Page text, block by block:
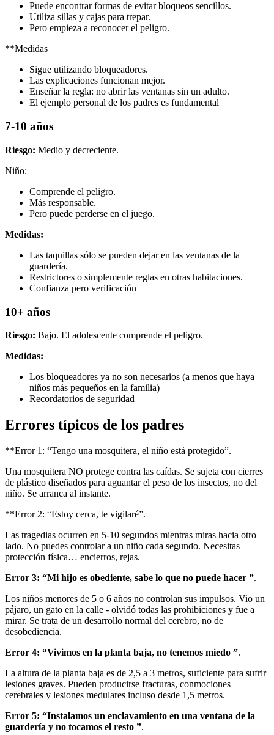
Puede encontrar formas de evitar bloqueos sencillos.
Utiliza sillas y cajas para trepar.
Pero empieza a reconocer el peligro.
**Medidas
Sigue utilizando bloqueadores.
Las explicaciones funcionan mejor.
Enseñar la regla: no abrir las ventanas sin un adulto.
El ejemplo personal de los padres es fundamental
7-10 años
Riesgo: Medio y decreciente.
Niño:
Comprende el peligro.
Más responsable.
Pero puede perderse en el juego.
Medidas:
Las taquillas sólo se pueden dejar en las ventanas de la
guardería.
Restrictores o simplemente reglas en otras habitaciones.
Confianza pero verificación
10+ años
Riesgo: Bajo. El adolescente comprende el peligro.
Medidas:
Los bloqueadores ya no son necesarios (a menos que haya
niños más pequeños en la familia)
Recordatorios de seguridad
Errores típicos de los padres
**Error 1: “Tengo una mosquitera, el niño está protegido”.
Una mosquitera NO protege contra las caídas. Se sujeta con cierres
de plástico diseñados para aguantar el peso de los insectos, no del
niño. Se arranca al instante.
**Error 2: “Estoy cerca, te vigilaré”.
Las tragedias ocurren en 5-10 segundos mientras miras hacia otro
lado. No puedes controlar a un niño cada segundo. Necesitas
protección física… encierros, rejas.
Error 3: “Mi hijo es obediente, sabe lo que no puede hacer ”.
Los niños menores de 5 o 6 años no controlan sus impulsos. Vio un
pájaro, un gato en la calle - olvidó todas las prohibiciones y fue a
mirar. Se trata de un desarrollo normal del cerebro, no de
desobediencia.
Error 4: “Vivimos en la planta baja, no tenemos miedo ”.
La altura de la planta baja es de 2,5 a 3 metros, suficiente para sufrir
lesiones graves. Pueden producirse fracturas, conmociones
cerebrales y lesiones medulares incluso desde 1,5 metros.
Error 5: “Instalamos un enclavamiento en una ventana de la
guardería y no tocamos el resto ”.